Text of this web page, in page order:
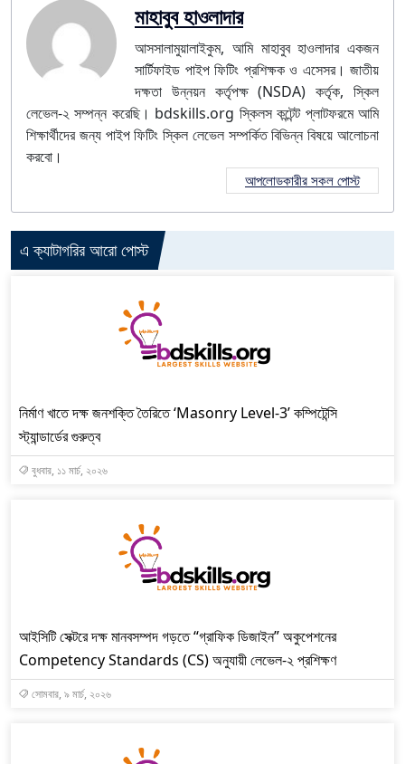
মাহাবুব হাওলাদার
আসসালামুয়ালাইকুম, আমি মাহাবুব হাওলাদার একজন
সার্টিফাইড পাইপ ফিটিং প্রশিক্ষক ও এসেসর। জাতীয়
দক্ষতা উন্নয়ন কর্তৃপক্ষ (NSDA) কর্তৃক, স্কিল
লেভেল-২ সম্পন্ন করেছি। bdskills.org স্কিলস কন্টেন্ট প্লাটফরমে আমি
শিক্ষার্থীদের জন্য পাইপ ফিটিং স্কিল লেভেল সম্পর্কিত বিভিন্ন বিষয়ে আলোচনা
করবো।
আপলোডকারীর সকল পোস্ট
এ ক্যাটাগরির আরো পোস্ট
নির্মাণ খাতে দক্ষ জনশক্তি তৈরিতে ‘Masonry Level-3’ কম্পিটেন্সি
স্ট্যান্ডার্ডের গুরুত্ব
বুধবার, ১১ মার্চ, ২০২৬
আইসিটি সেক্টরে দক্ষ মানবসম্পদ গড়তে “গ্রাফিক ডিজাইন” অকুপেশনের
Competency Standards (CS) অনুযায়ী লেভেল-২ প্রশিক্ষণ
সোমবার, ৯ মার্চ, ২০২৬